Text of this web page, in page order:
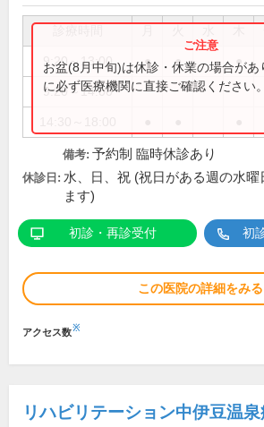
9:20～13:00 ● ● ●
9:20～14:00
お盆(8月中旬)は休診・休業の場合があ
に必ず医療機関に直接ご確認ください。
備考: 予約制 臨時休診あり
休診日: 水、日、祝 (祝日がある週の水曜
ます)
初診・再診受付 初
この医院の詳細をみる
アクセス数※
リハビリテーション中伊豆温